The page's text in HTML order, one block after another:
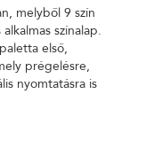
melyből 9 szín
színalap.
első,
prégelésre,
nyomtatásra is